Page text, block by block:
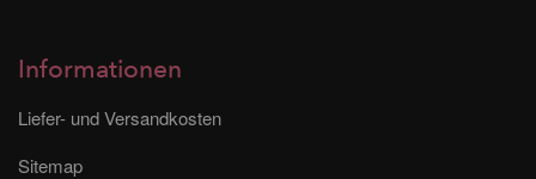
Informationen
Liefer- und Versandkosten
Sitemap